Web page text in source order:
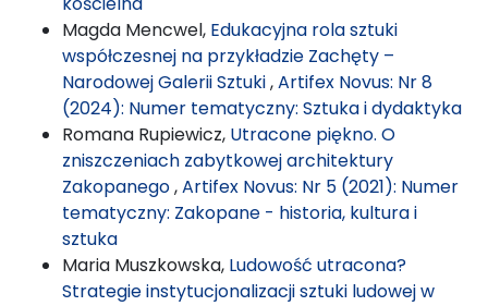
Magda Mencwel, Edukacyjna rola sztuki
współczesnej na przykładzie Zachęty –
Narodowej Galerii Sztuki,Artifex Novus: Nr 8
(2024): Numer tematyczny: Sztuka i dydaktyka
Romana Rupiewicz, Utracone piękno. O
zniszczeniach zabytkowej architektury
Zakopanego,Artifex Novus: Nr 5 (2021): Numer
tematyczny: Zakopane - historia, kultura i
sztuka
Maria Muszkowska, Ludowość utracona?
Strategie instytucjonalizacji sztuki ludowej w